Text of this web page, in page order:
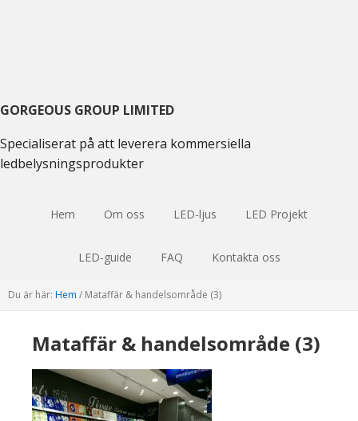
GORGEOUS GROUP LIMITED
Specialiserat på att leverera kommersiella
ledbelysningsprodukter
Hem Om oss LED-ljus LED Projekt
LED-guide FAQ Kontakta oss
Du är här: Hem / Mataffär & handelsområde (3)
Mataffär & handelsområde (3)